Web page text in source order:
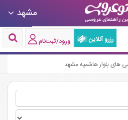
مشهد
رزرو آنلاین ورود/ثبت‌نام
های بلوار هاشمیه مشهد